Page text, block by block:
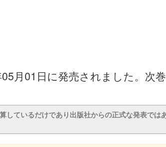
月01日に発売されました。次
ているだけであり出版社からの正式な発表で